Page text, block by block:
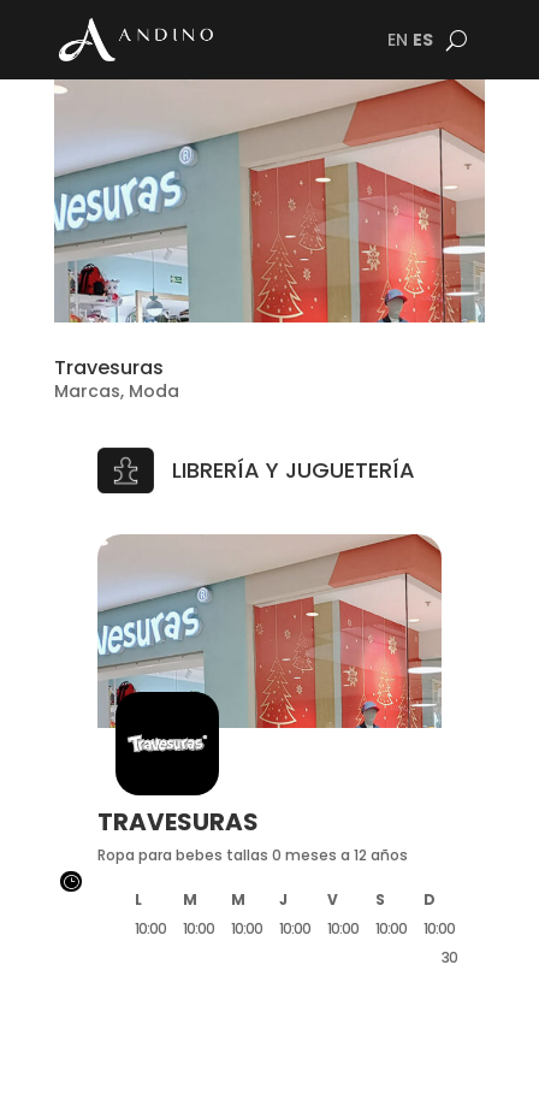
EN ES
Travesuras
Marcas, Moda
LIBRERÍA Y JUGUETERÍA
TRAVESURAS
Ropa para bebes tallas 0 meses a 12 años
L M M J V S
D
10:00
10:00
10:00
10:00
10:00
10:00
10:00
20:30
}